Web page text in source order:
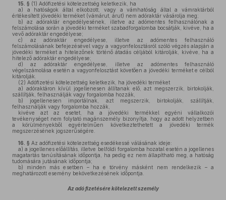
15. § (1) Adófizetési kötelezettség keletkezik, ha
a) a hatóságok által elkobzott, vagy a vámhatóság által a vámraktárból
értékesített jövedéki terméket (vámárut, árut) nem adóraktár vásárolja meg;
b) az adóraktár engedélyesének, illetve az adómentes felhasználónak a
felszámolása során a jövedéki terméket szabadforgalomba bocsátják, kivéve, ha a
vevő adóraktár engedélyese;
c) az adóraktár engedélyese, illetve az adómentes felhasználó
felszámolásának befejezésével vagy a vagyonfelosztásról szóló végzés alapján a
jövedéki terméket a hitelezőnek történő átadás céljából kitárolják, kivéve, ha a
hitelező adóraktár engedélyese;
d) az adóraktár engedélyese, illetve az adómentes felhasználó
végelszámolása esetén a vagyonfelosztást követően a jövedéki terméket e célból
kitárolják.
(2) Adófizetési kötelezettség keletkezik, ha jövedéki terméket
a) adóraktáron kívül jogellenesen állítanak elő, azt megszerzik, birtokolják,
szállítják, felhasználják vagy forgalomba hozzák,
b) jogellenesen importálnak, azt megszerzik, birtokolják, szállítják,
felhasználják vagy forgalomba hozzák,
kivéve azt az esetet, ha a jövedéki termékkel egyéni vállalkozói
tevékenységet nem folytató magánszemély bizonyítja, hogy az adott helyzetben
a körülményekből egyértelműen következtethetett a jövedéki termék
megszerzésének jogszerűségére.
16. § Az adófizetési kötelezettség esedékessé válásának ideje:
a) a jogellenes előállítás, illetve belföldi forgalomba hozatal esetén a jogellenes
magatartás tanúsításának időpontja, ha pedig ez nem állapítható meg, a hatóság
tudomására jutásának időpontja;
b) minden más esetben – ha e törvény másként nem rendelkezik – a
meghatározott esemény bekövetkezésének időpontja.
Az adó fizetésére kötelezett személy